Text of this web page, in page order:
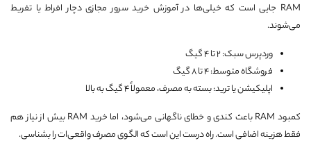
RAM جایی است که خیلی‌ها در آموزش خرید سرور مجازی دچار افراط یا تفریط
می‌شوند.
وردپرس سبک: 2 تا 4 گیگ
فروشگاه متوسط: 4 تا 8 گیگ
اپلیکیشن یا ترید: بسته به مصرف، معمولاً 4 گیگ به بالا
کمبود RAM باعث کندی و خطای ناگهانی می‌شود، اما خرید RAM بیش از نیاز هم
فقط هزینه اضافی است. راه درست این است که الگوی مصرف واقعی‌ات را بشناسی.